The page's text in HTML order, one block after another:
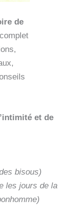
de
et de
bisous)
les jours de la